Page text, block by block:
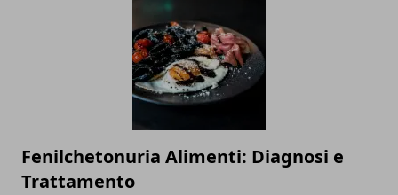
Fenilchetonuria Alimenti: Diagnosi e
Trattamento